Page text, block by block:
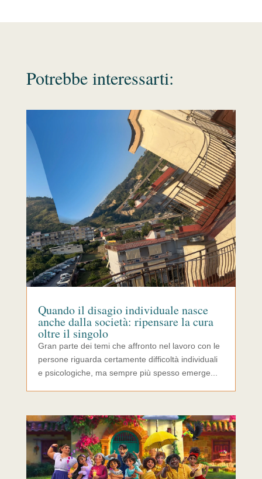
Potrebbe interessarti:
Quando il disagio individuale nasce
anche dalla società: ripensare la cura
oltre il singolo
Gran parte dei temi che affronto nel lavoro con le
persone riguarda certamente difficoltà individuali
e psicologiche, ma sempre più spesso emerge...